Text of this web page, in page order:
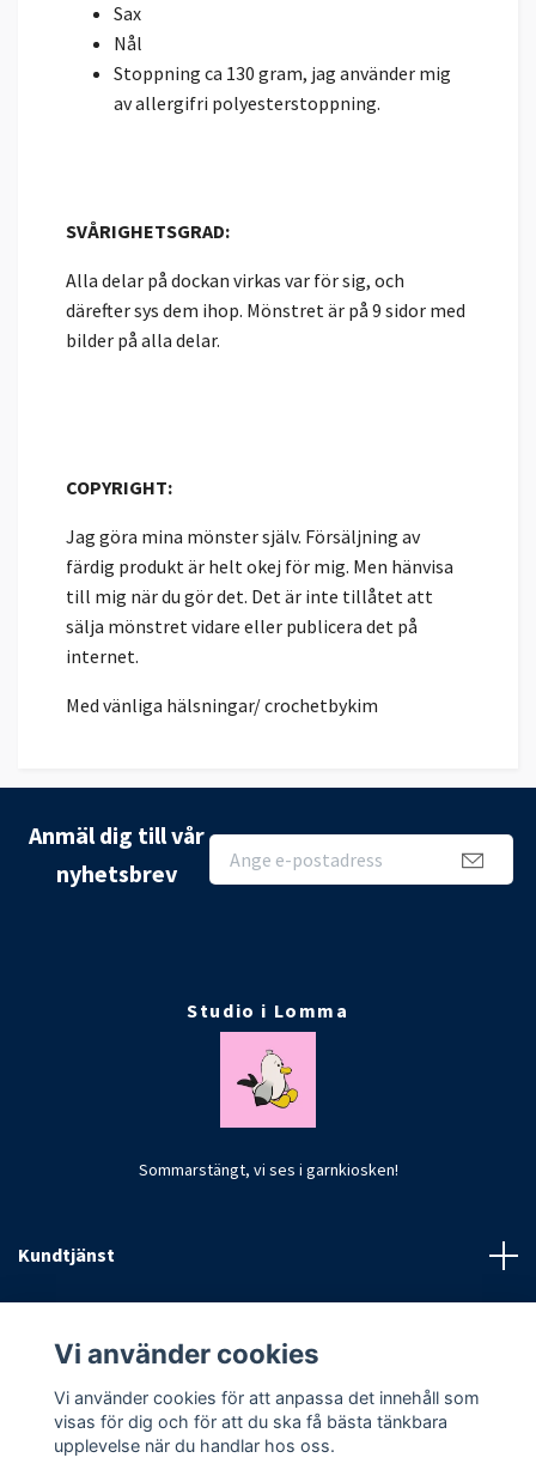
Sax
Nål
Stoppning ca 130 gram, jag använder mig
av allergifri polyesterstoppning.
SVÅRIGHETSGRAD:
Alla delar på dockan virkas var för sig, och
därefter sys dem ihop. Mönstret är på 9 sidor med
bilder på alla delar.
COPYRIGHT:
Jag göra mina mönster själv. Försäljning av
färdig produkt är helt okej för mig. Men hänvisa
till mig när du gör det. Det är inte tillåtet att
sälja mönstret vidare eller publicera det på
internet.
Med vänliga hälsningar/ crochetbykim
Anmäl dig till vår
nyhetsbrev
Studio i Lomma
Sommarstängt, vi ses i garnkiosken!
Kundtjänst
Vi använder cookies
Vi använder cookies för att anpassa det innehåll som
visas för dig och för att du ska få bästa tänkbara
upplevelse när du handlar hos oss.